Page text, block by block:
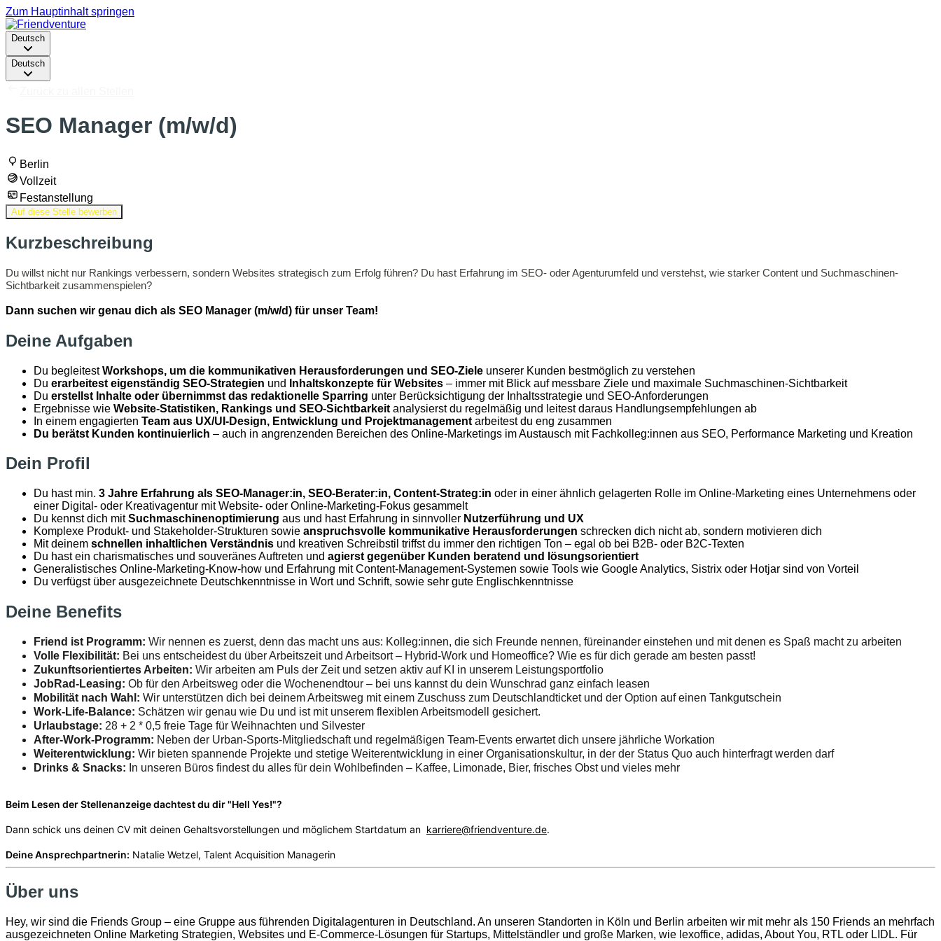
Zum Hauptinhalt springen
Deutsch
Deutsch
SEO Manager (m/w/d)
Berlin
Vollzeit
Festanstellung
Auf diese Stelle bewerben
Kurzbeschreibung
Du willst nicht nur Rankings verbessern, sondern Websites strategisch zum Erfolg führen? Du hast Erfahrung im SEO- oder Agenturumfeld und verstehst, wie starker Content und Suchmaschinen-
Sichtbarkeit zusammenspielen?
Dann suchen wir genau dich als SEO Manager (m/w/d) für unser Team!
Deine Aufgaben
Du begleitestWorkshops, um die kommunikativen Herausforderungen und SEO-Ziele unserer Kunden bestmöglich zu verstehen
Du erarbeitest eigenständig SEO-Strategien und Inhaltskonzepte für Websites – immer mit Blick auf messbare Ziele und maximale Suchmaschinen-Sichtbarkeit
Du erstellst Inhalte oder übernimmst das redaktionelle Sparring unter Berücksichtigung der Inhaltsstrategie und SEO-Anforderungen
Ergebnisse wie Website-Statistiken, Rankings und SEO-Sichtbarkeit analysierst du regelmäßig und leitest daraus Handlungsempfehlungen ab
In einem engagierten Team aus UX/UI-Design, Entwicklung und Projektmanagement arbeitest du eng zusammen
Du berätst Kunden kontinuierlich – auch in angrenzenden Bereichen des Online-Marketings im Austausch mit Fachkolleg:innen aus SEO, Performance Marketing und Kreation
Dein Profil
Du hast min. 3 Jahre Erfahrung als SEO-Manager:in, SEO-Berater:in, Content-Strateg:in oder in einer ähnlich gelagerten Rolle im Online-Marketing eines Unternehmens oder
einer Digital- oder Kreativagentur mit Website- oder Online-Marketing-Fokus gesammelt
Du kennst dich mitSuchmaschinenoptimierung aus und hast Erfahrung in sinnvoller Nutzerführung und UX
Komplexe Produkt- und Stakeholder-Strukturen sowie anspruchsvolle kommunikative Herausforderungen schrecken dich nicht ab, sondern motivieren dich
Mit deinem schnellen inhaltlichen Verständnis und kreativen Schreibstil triffst du immer den richtigen Ton – egal ob bei B2B- oder B2C-Texten
Du hast ein charismatisches und souveränes Auftreten und agierst gegenüber Kunden beratend und lösungsorientiert
Generalistisches Online-Marketing-Know-how und Erfahrung mit Content-Management-Systemen sowie Tools wie Google Analytics, Sistrix oder Hotjar sind von Vorteil
Du verfügst über ausgezeichnete Deutschkenntnisse in Wort und Schrift, sowie sehr gute Englischkenntnisse
Deine Benefits
Friend ist Programm: Wir nennen es zuerst, denn das macht uns aus: Kolleg:innen, die sich Freunde nennen, füreinander einstehen und mit denen es Spaß macht zu arbeiten
Volle Flexibilität: Bei uns entscheidest du über Arbeitszeit und Arbeitsort – Hybrid-Work und Homeoffice? Wie es für dich gerade am besten passt!
Zukunftsorientiertes Arbeiten: Wir arbeiten am Puls der Zeit und setzen aktiv auf KI in unserem Leistungsportfolio
JobRad-Leasing: Ob für den Arbeitsweg oder die Wochenendtour – bei uns kannst du dein Wunschrad ganz einfach leasen
Mobilität nach Wahl: Wir unterstützen dich bei deinem Arbeitsweg mit einem Zuschuss zum Deutschlandticket und der Option auf einen Tankgutschein
Work-Life-Balance: Schätzen wir genau wie Du und ist mit unserem flexiblen Arbeitsmodell gesichert.
Urlaubstage: 28 + 2 * 0,5 freie Tage für Weihnachten und Silvester
After-Work-Programm: Neben der Urban-Sports-Mitgliedschaft und regelmäßigen Team-Events erwartet dich unsere jährliche Workation
Weiterentwicklung: Wir bieten spannende Projekte und stetige Weiterentwicklung in einer Organisationskultur, in der der Status Quo auch hinterfragt werden darf
Drinks & Snacks: In unseren Büros findest du alles für dein Wohlbefinden – Kaffee, Limonade, Bier, frisches Obst und vieles mehr
Beim Lesen der Stellenanzeige dachtest du dir"Hell Yes!"?
Dann schick uns deinen CV mit deinen Gehaltsvorstellungen und möglichem Startdatum an karriere@friendventure.de.
Deine Ansprechpartnerin: Natalie Wetzel, Talent Acquisition Managerin
Über uns
Hey, wir sind die Friends Group – eine Gruppe aus führenden Digitalagenturen in Deutschland. An unseren Standorten in Köln und Berlin arbeiten wir mit mehr als 150 Friends an mehrfach
ausgezeichneten Online Marketing Strategien, Websites und E-Commerce-Lösungen für Startups, Mittelständler und große Marken, wie lexoffice, adidas, About You, RTL oder LIDL. Für